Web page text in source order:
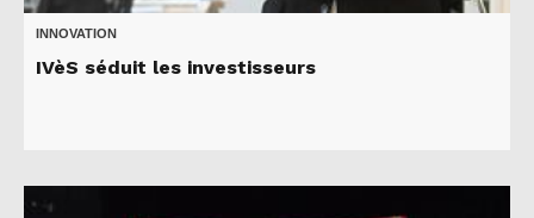
INNOVATION
IVèS séduit les investisseurs